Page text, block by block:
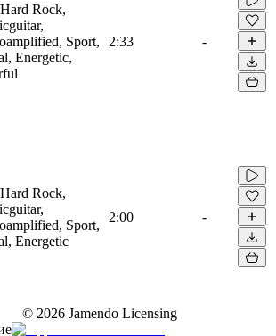
Rock,
Sport,
Energetic,
2:33 -
Rock,
Sport,
Energetic
2:00 -
© 2026 Jamendo Licensing